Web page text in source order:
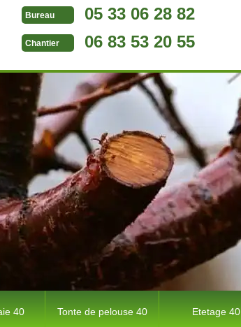
Bureau 05 33 06 28 82
Chantier 06 83 53 20 55
40 Tonte de pelouse 40 Etetage 40